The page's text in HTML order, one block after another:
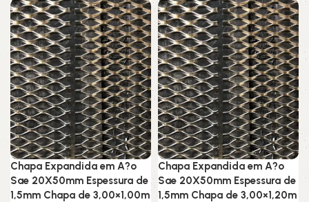
Chapa Expandida em A?o
Sae 20X50mm Espessura de
1,5mm Chapa de 3,00×1,00m
Chapa Expandida em A?o
Sae 20X50mm Espessura de
1,5mm Chapa de 3,00×1,20m